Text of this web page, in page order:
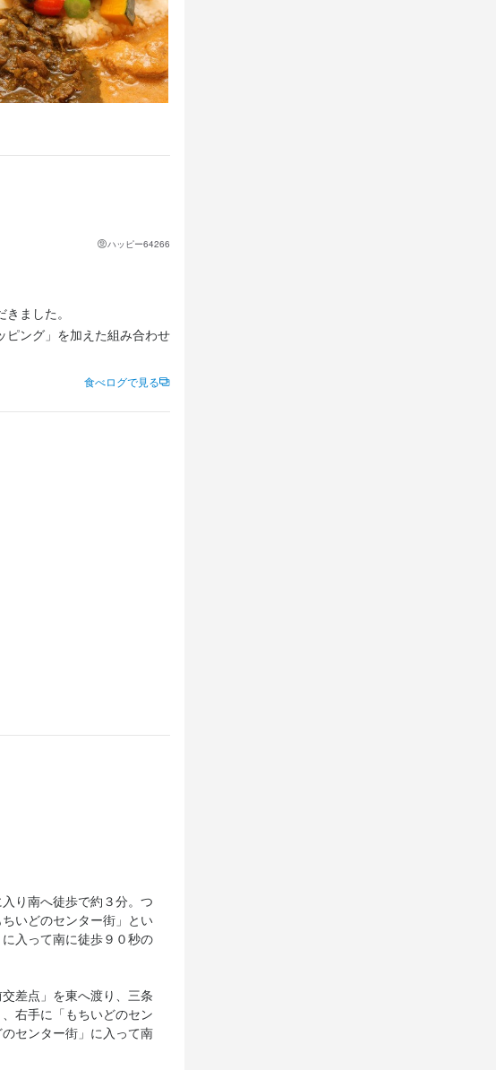
ハッピー64266
ました。
ピング」を加えた組み合わせ
ています。
しめます。
いアクセントとなり、最後
食べログで見る
り南へ徒歩で約３分。つ
いどのセンター街」とい
入って南に徒歩９０秒の
差点」を東へ渡り、三条
右手に「もちいどのセン
センター街」に入って南
：1,100円〜
：1,100円〜
円〜1,200円